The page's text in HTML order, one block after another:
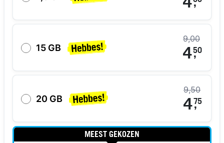
4,
15 GB
9,00
4,
50
20 GB
9,50
4,75
MEEST GEKOZEN